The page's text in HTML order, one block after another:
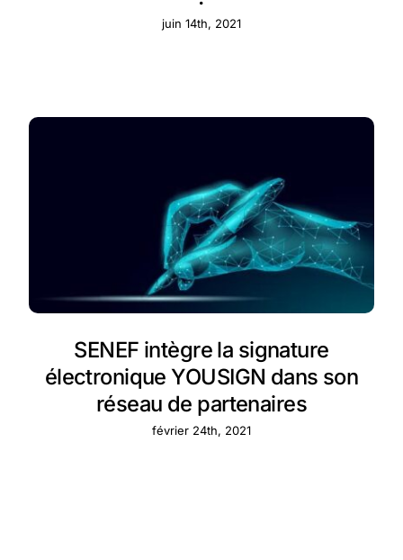
juin 14th, 2021
SENEF intègre la signature
électronique YOUSIGN dans son
réseau de partenaires
février 24th, 2021